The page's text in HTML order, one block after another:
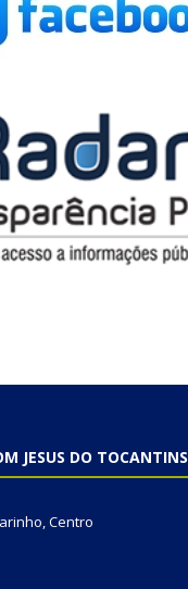
JESUS DO TOCANTINS
Centro